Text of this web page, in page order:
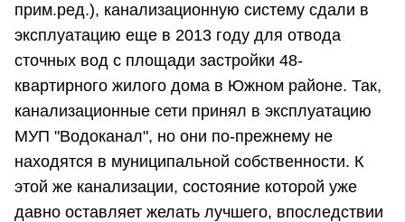
прим.ред.), канализационную систему сдали в
эксплуатацию еще в 2013 году для отвода
сточных вод с площади застройки 48-
квартирного жилого дома в Южном районе. Так,
канализационные сети принял в эксплуатацию
МУП "Водоканал", но они по-прежнему не
находятся в муниципальной собственности. К
этой же канализации, состояние которой уже
давно оставляет желать лучшего, впоследствии